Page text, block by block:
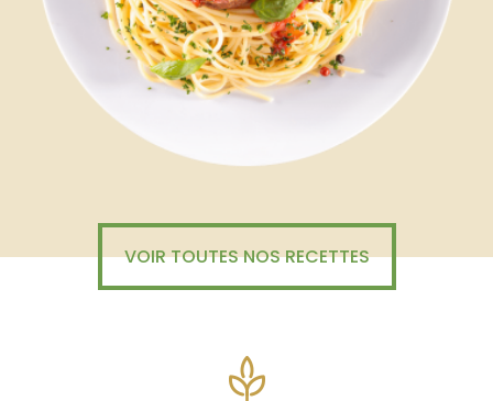
VOIR TOUTES NOS RECETTES